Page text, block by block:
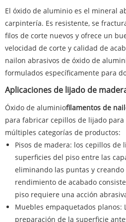
El óxido de aluminio es el mineral
carpintería. Es resistente, se
filos de corte nuevos y ofrece un
velocidad de corte y calidad de
nailon abrasivos de óxido de
formulados específicamente para
Aplicaciones de lijado de
Óxido de aluminiofilamentos de
para fabricar cepillos de lijado para
múltiples categorías de productos:
Pisos de madera: los cepillos de
superficies del piso entre las
eliminando las puntas y
rendimiento de acabado
piso requiere una acción
Muebles empaquetados planos:
preparación de la superficie